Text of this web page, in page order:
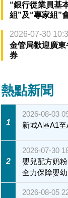
“銀行從業員基
組”及“專家組”
2026-07-30
金管局歡迎廣
券
熱點新聞
1
2026-08-03
新城A區A1
2
2026-07-30
嬰兒配方奶
全力保障嬰
2026-08-05